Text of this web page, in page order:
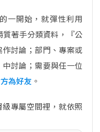
一開始，就彈性利用
質著手分類資料，『公
討論；部門、專案或
中討論；需要與任一位
為好友 。
專屬空間裡，就依照